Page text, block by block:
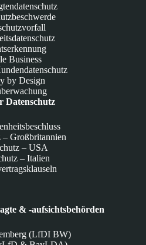
Business
by Design
Datenschutz
– Großbritannien
– USA
– Italien
& -aufsichtsbehörden
(LfDI BW)